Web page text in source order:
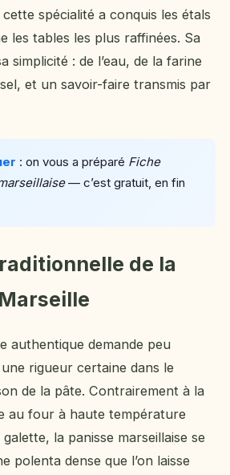
cette spécialité a conquis les étals
les tables les plus raffinées. Sa
simplicité : de l’eau, de la farine
et un savoir-faire transmis par
: on vous a préparé Fiche
— c’est gratuit, en fin
de la
authentique demande peu
une rigueur certaine dans le
de la pâte. Contrairement à la
au four à haute température
la panisse marseillaise se
polenta dense que l’on laisse